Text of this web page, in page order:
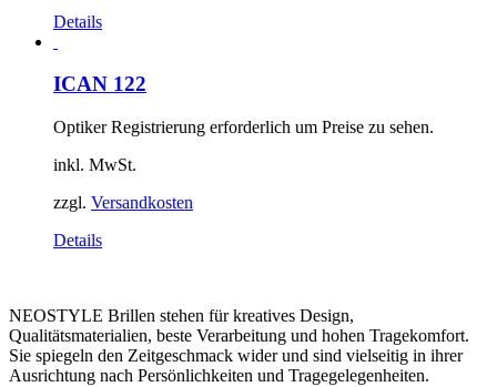
Details
ICAN 122
Optiker Registrierung erforderlich um Preise zu sehen.
inkl. MwSt.
zzgl. Versandkosten
Details
NEOSTYLE Brillen stehen für kreatives Design,
Qualitätsmaterialien, beste Verarbeitung und hohen Tragekomfort.
Sie spiegeln den Zeitgeschmack wider und sind vielseitig in ihrer
Ausrichtung nach Persönlichkeiten und Tragegelegenheiten.